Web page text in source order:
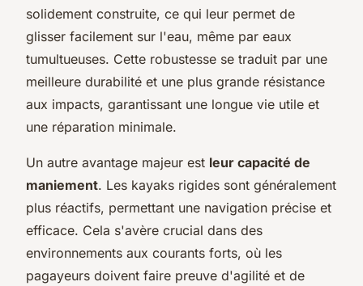
solidement construite, ce qui leur permet de
glisser facilement sur l'eau, même par eaux
tumultueuses. Cette robustesse se traduit par une
meilleure durabilité et une plus grande résistance
aux impacts, garantissant une longue vie utile et
une réparation minimale.
Un autre avantage majeur est leur capacité de
maniement. Les kayaks rigides sont généralement
plus réactifs, permettant une navigation précise et
efficace. Cela s'avère crucial dans des
environnements aux courants forts, où les
pagayeurs doivent faire preuve d'agilité et de